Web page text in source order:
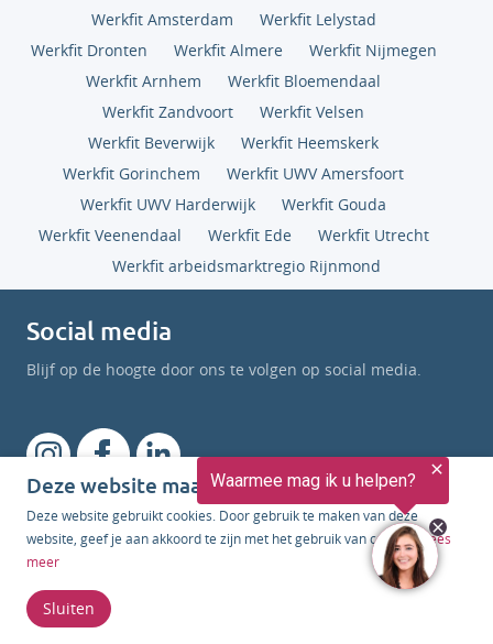
Werkfit Amsterdam
Werkfit Lelystad
Werkfit Dronten
Werkfit Almere
Werkfit Nijmegen
Werkfit Arnhem
Werkfit Bloemendaal
Werkfit Zandvoort
Werkfit Velsen
Werkfit Beverwijk
Werkfit Heemskerk
Werkfit Gorinchem
Werkfit UWV Amersfoort
Werkfit UWV Harderwijk
Werkfit Gouda
Werkfit Veenendaal
Werkfit Ede
Werkfit Utrecht
Werkfit arbeidsmarktregio Rijnmond
Social media
Blijf op de hoogte door ons te volgen op social media.
Erkenning
JobUp is voortdurend bezig met het bewaken en
verbeteren van de kwaliteit van haar diensten. We zijn
erkend door onderstaande instanties.
Deze website maakt gebruik van cookies
Deze website gebruikt cookies. Door gebruik te maken van deze
website, geef je aan akkoord te zijn met het gebruik van cookies. Lees
meer
Sluiten